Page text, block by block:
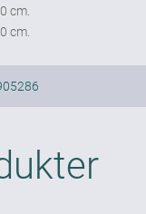
cm.
cm.